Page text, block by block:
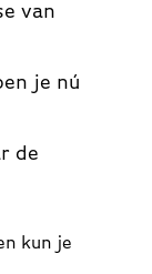
van
je nú
de
kun je